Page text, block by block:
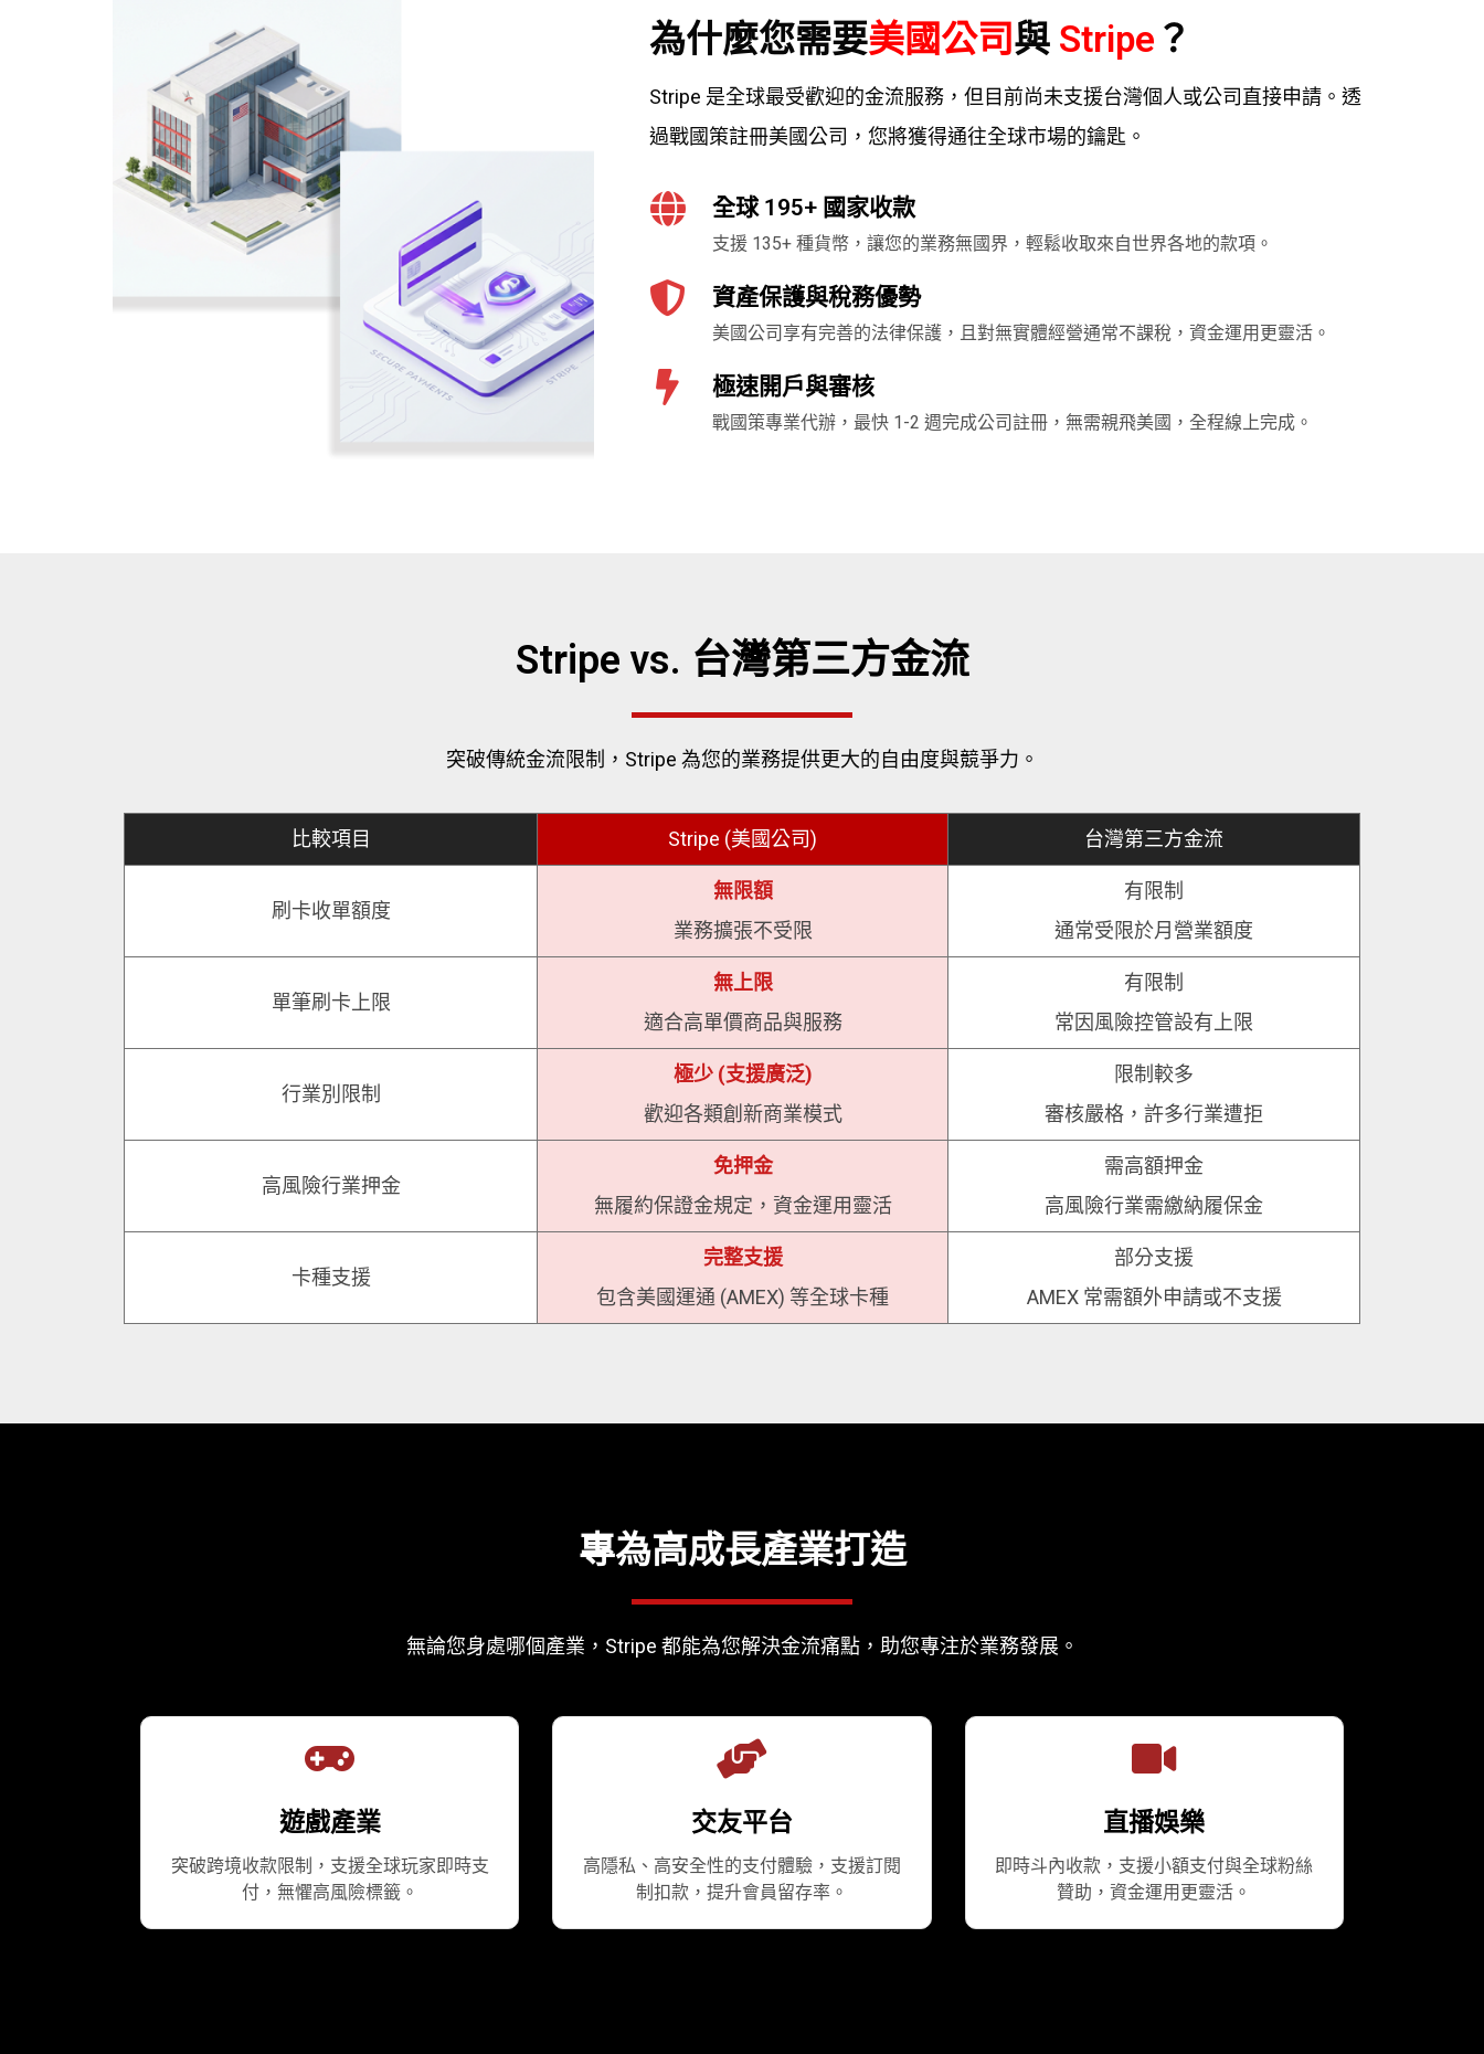
為什麼您需要美國公司與 Stripe ？
Stripe 是全球最受歡迎的金流服務，但目前尚未支援台灣個人或公司直接申請。透
過戰國策註冊美國公司，您將獲得通往全球市場的鑰匙。
全球 195+ 國家收款
支援 135+ 種貨幣，讓您的業務無國界，輕鬆收取來自世界各地的款項。
資產保護與稅務優勢
美國公司享有完善的法律保護，且對無實體經營通常不課稅，資金運用更靈活。
極速開戶與審核
戰國策專業代辦，最快 1-2 週完成公司註冊，無需親飛美國，全程線上完成。
Stripe vs. 台灣第三方金流
突破傳統金流限制，Stripe 為您的業務提供更大的自由度與競爭力。
比較項目 Stripe (美國公司) 台灣第三方金流
刷卡收單額度
無限額
業務擴張不受限
有限制
通常受限於月營業額度
單筆刷卡上限
無上限
適合高單價商品與服務
有限制
常因風險控管設有上限
行業別限制
極少 (支援廣泛)
歡迎各類創新商業模式
限制較多
審核嚴格，許多行業遭拒
高風險行業押金
免押金
無履約保證金規定，資金運用靈活
需高額押金
高風險行業需繳納履保金
卡種支援
完整支援
包含美國運通 (AMEX) 等全球卡種
部分支援
AMEX 常需額外申請或不支援
專為高成長產業打造
無論您身處哪個產業，Stripe 都能為您解決金流痛點，助您專注於業務發展。
遊戲產業
突破跨境收款限制，支援全球玩家即時支
付，無懼高風險標籤。
交友平台
高隱私、高安全性的支付體驗，支援訂閱
制扣款，提升會員留存率。
直播娛樂
即時斗內收款，支援小額支付與全球粉絲
贊助，資金運用更靈活。